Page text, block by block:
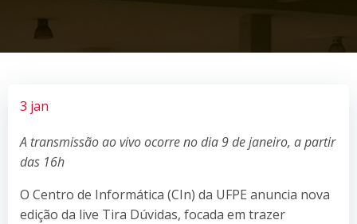
3 jan
A transmissão ao vivo ocorre no dia 9 de janeiro, a partir
das 16h
O Centro de Informática (CIn) da UFPE anuncia nova
edição da live Tira Dúvidas, focada em trazer